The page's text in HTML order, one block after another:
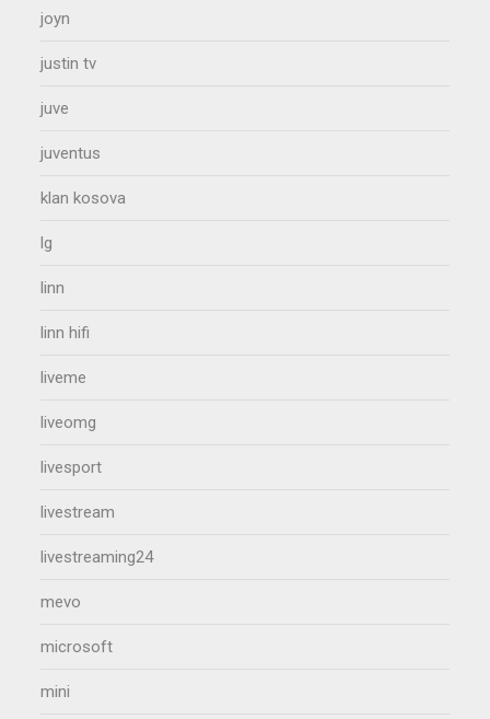
joyn
justin tv
juve
juventus
klan kosova
lg
linn
linn hifi
liveme
liveomg
livesport
livestream
livestreaming24
mevo
microsoft
mini